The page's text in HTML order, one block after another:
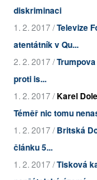
diskriminaci
1. 2. 2017 /Televize
atentátník v Qu...
2. 2. 2017 /
proti is...
1. 2. 2017 /Karel
Téměř nic tomu
1. 2. 2017 /Britská
článku 5...
1. 2. 2017 /Tisková